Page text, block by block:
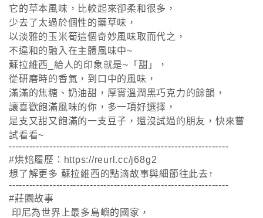
它的草本風味，比較起來卻柔和很多，
少去了太過於個性的藥草味，
以淡雅的玉米筍這個奇妙風味取而代之，
不違和的融入在主體風味中~
蘇拉維西_給人的印象就是~「甜」，
從研磨時的香氣，到口中的風味，
滿滿的焦糖、奶油甜，厚實溫潤黑巧克力的餘韻，
讓喜歡飽滿風味的你，多一項好選擇，
是支又甜又飽滿的一支豆子，還沒試過的朋友，快來嘗
試看看~
-----------------------------------------------------------------
#烘焙履歷：https://reurl.cc/j68g2
想了解更多 蘇拉維西的點滴故事與細節往此去↑
-----------------------------------------------------------------
#莊園故事
印尼為世界上最多島嶼的國家，